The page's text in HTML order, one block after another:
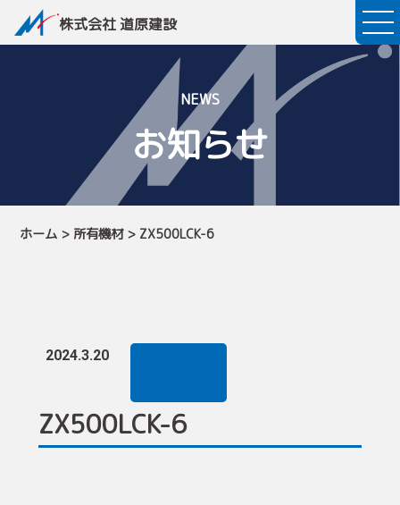
株式会社 道原建設
NEWS
お知らせ
ホーム > 所有機材> ZX500LCK-6
2024.3.20
ZX500LCK-6